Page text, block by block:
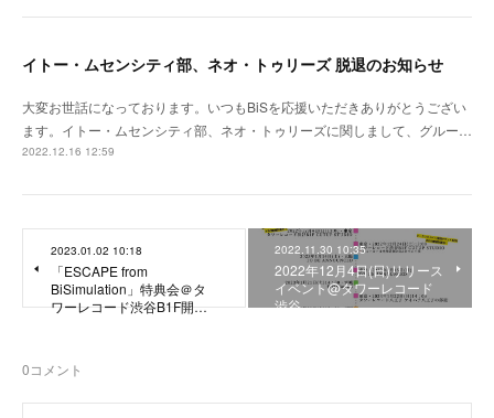
イトー・ムセンシティ部、ネオ・トゥリーズ 脱退のお知らせ
大変お世話になっております。いつもBiSを応援いただきありがとうござい
ます。イトー・ムセンシティ部、ネオ・トゥリーズに関しまして、グルー…
2022.12.16 12:59
2023.01.02 10:18
「ESCAPE from
BiSimulation」特典会＠タ
ワーレコード渋谷B1F開…
2022.11.30 10:35
2022年12月4日(日)リリース
イベント@タワーレコード
渋谷
0コメント